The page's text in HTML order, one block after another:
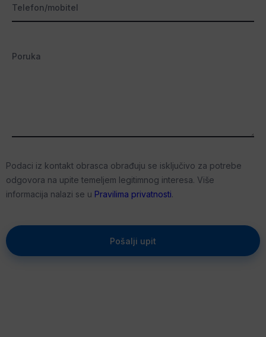
Telefon/mobitel
Poruka
Podaci iz kontakt obrasca obrađuju se isključivo za potrebe
odgovora na upite temeljem legitimnog interesa. Više
informacija nalazi se u Pravilima privatnosti.